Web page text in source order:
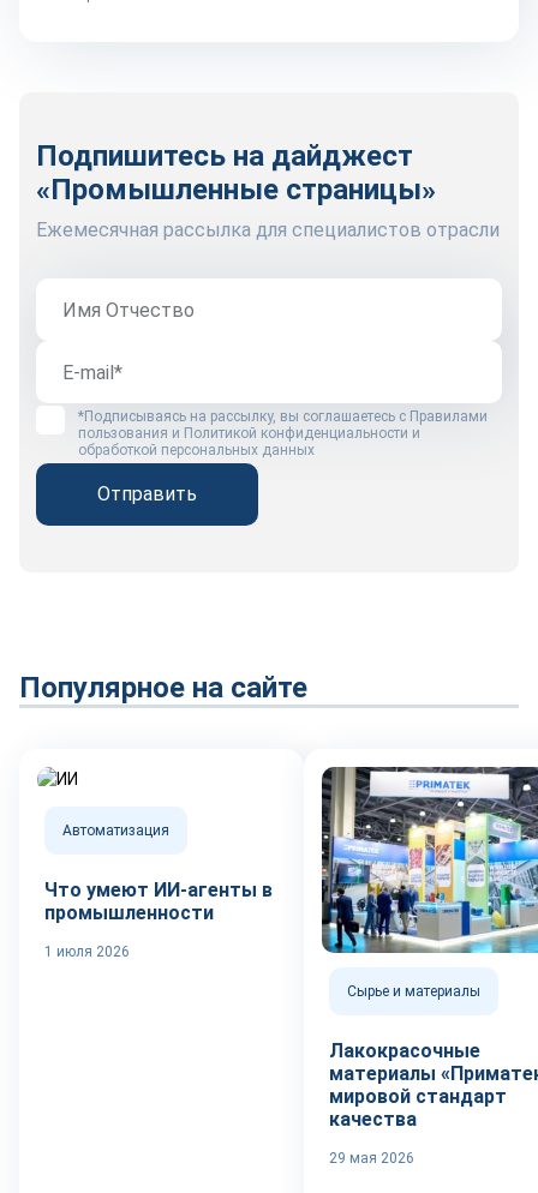
Подпишитесь на дайджест
«Промышленные страницы»
Ежемесячная рассылка для специалистов отрасли
*Подписываясь на рассылку, вы соглашаетесь с Правилами
пользования и Политикой конфиденциальности и
обработкой персональных данных
Отправить
Популярное на сайте
Автоматизация
Что умеют ИИ-агенты в
промышленности
1 июля 2026
Сырье и материалы
Лакокрасочные
материалы
мировой стандарт
качества
29 мая 2026